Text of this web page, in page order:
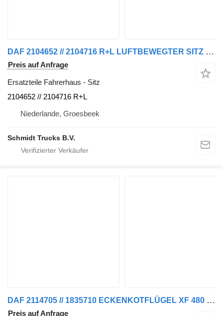
DAF 2104652 // 2104716 R+L LUFTBEWEGTER SITZ XF 480 MODELL 2021 für LKW
Preis auf Anfrage
Ersatzteile Fahrerhaus - Sitz
2104652 // 2104716 R+L
Niederlande, Groesbeek
Schmidt Trucks B.V.
DAF 2114705 // 1835710 ECKENKOTFLÜGEL XF 480 NEU & GEBRAUCHT MODELL 202 Kabinenecke für LKW
Preis auf Anfrage